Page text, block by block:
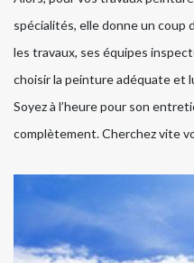
spécialités, elle donne un coup
les travaux, ses équipes
choisir la peinture adéquate et
Soyez à l’heure pour son
complètement. Cherchez vite